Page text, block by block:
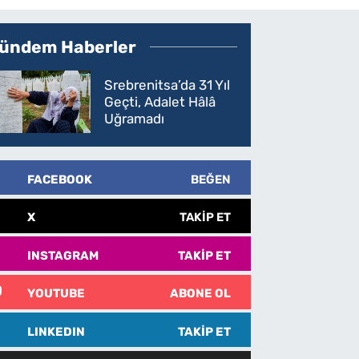
Haberler
Srebrenitsa’da 31 Yıl
Geçti, Adalet Hâlâ
Uğramadı
FACEBOOK BEĞEN
X TAKIP ET
INSTAGRAM TAKIP ET
YOUTUBE ABONE OL
LINKEDIN TAKIP ET